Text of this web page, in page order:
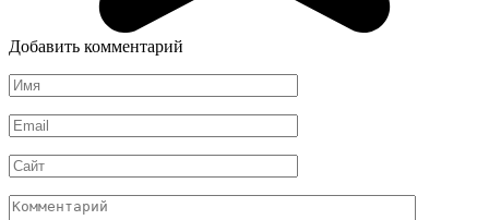
Добавить комментарий
Имя
*
Email
*
Сайт
Комментарий